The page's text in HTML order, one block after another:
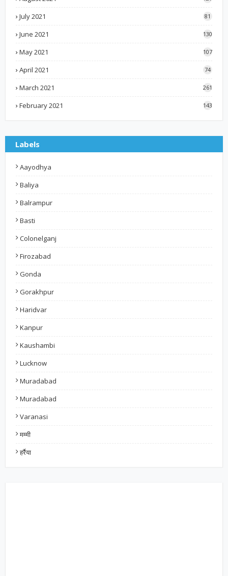
July 2021 81
June 2021 130
May 2021 107
April 2021 74
March 2021 261
February 2021 143
Labels
Aayodhya
Baliya
Balrampur
Basti
Colonelganj
Firozabad
Gonda
Gorakhpur
Haridvar
Kanpur
Kaushambi
Lucknow
Muradabad
Muradabad
Varanasi
मम्मी
हर्रैया